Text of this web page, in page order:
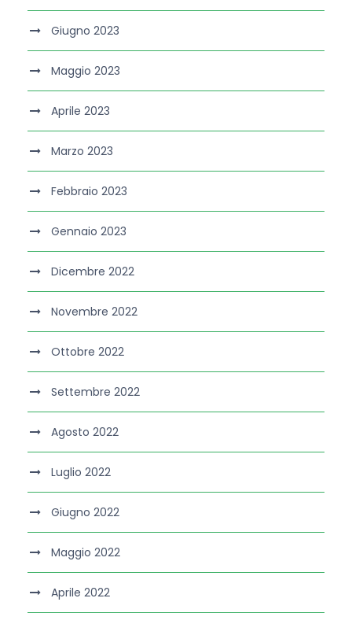
Giugno 2023
Maggio 2023
Aprile 2023
Marzo 2023
Febbraio 2023
Gennaio 2023
Dicembre 2022
Novembre 2022
Ottobre 2022
Settembre 2022
Agosto 2022
Luglio 2022
Giugno 2022
Maggio 2022
Aprile 2022